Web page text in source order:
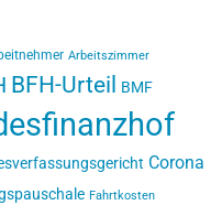
Arbeitszimmer
BFH-Urteil BMF
Corona
Fahrtkosten